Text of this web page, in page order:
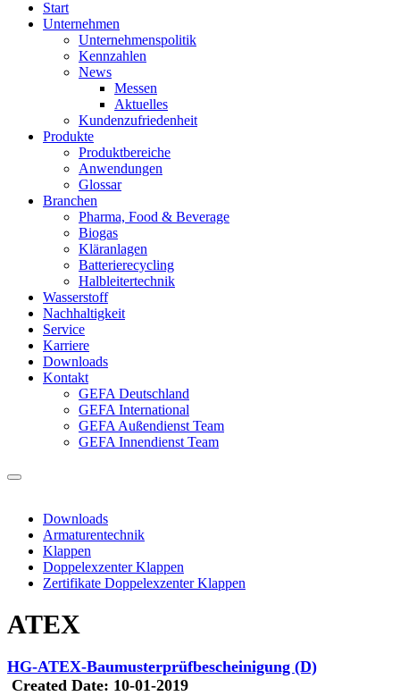
Start
Unternehmen
Unternehmenspolitik
Kennzahlen
News
Messen
Aktuelles
Kundenzufriedenheit
Produkte
Produktbereiche
Anwendungen
Glossar
Branchen
Pharma, Food & Beverage
Biogas
Kläranlagen
Batterierecycling
Halbleitertechnik
Wasserstoff
Nachhaltigkeit
Service
Karriere
Downloads
Kontakt
GEFA Deutschland
GEFA International
GEFA Außendienst Team
GEFA Innendienst Team
Downloads
Armaturentechnik
Klappen
Doppelexzenter Klappen
Zertifikate Doppelexzenter Klappen
ATEX
HG-ATEX-Baumusterprüfbescheinigung (D)
Created Date: 10-01-2019